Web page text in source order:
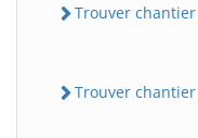
Trouver
Trouver chantier